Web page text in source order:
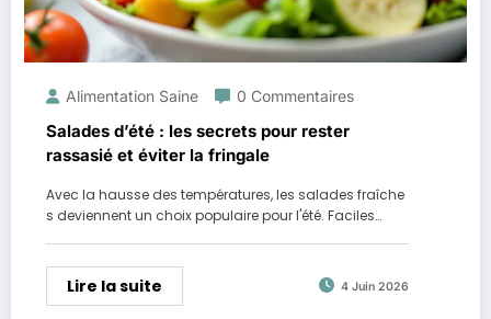
Alimentation Saine 0 Commentaires
Salades d’été : les secrets pour rester
rassasié et éviter la fringale
Avec la hausse des températures, les salades fraîche
s deviennent un choix populaire pour l'été. Faciles…
Lire la suite 4 Juin 2026